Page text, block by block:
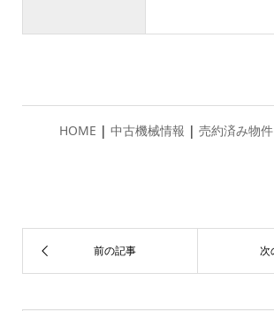
HOME | 中古機械情報 | 売約済み物件